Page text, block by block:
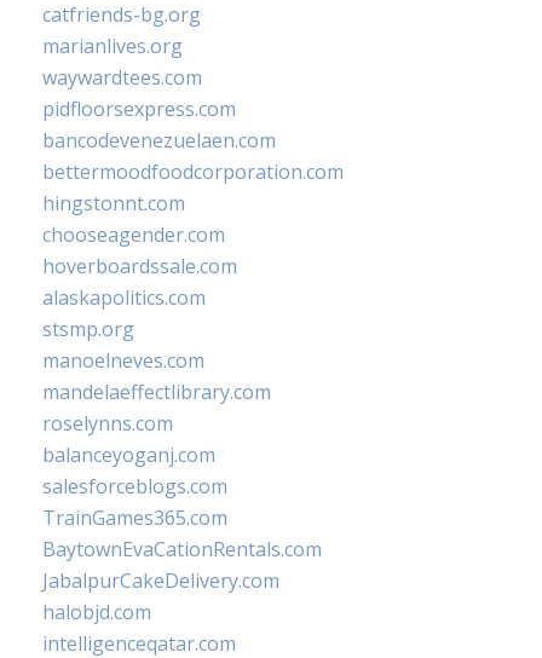
catfriends-bg.org
marianlives.org
waywardtees.com
pidfloorsexpress.com
bancodevenezuelaen.com
bettermoodfoodcorporation.com
hingstonnt.com
chooseagender.com
hoverboardssale.com
alaskapolitics.com
stsmp.org
manoelneves.com
mandelaeffectlibrary.com
roselynns.com
balanceyoganj.com
salesforceblogs.com
TrainGames365.com
BaytownEvaCationRentals.com
JabalpurCakeDelivery.com
halobjd.com
intelligenceqatar.com